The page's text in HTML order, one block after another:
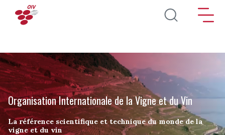
Aller au contenu principal
Organisation Internationale de la Vigne et du Vin
La référence scientifique et technique du monde de la
vigne et du vin